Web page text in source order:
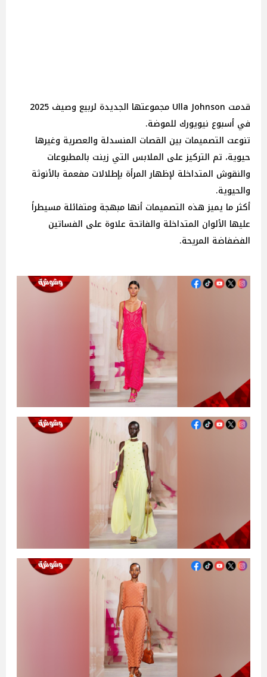
قدمت Ulla Johnson مجموعتها الجديدة لربيع وصيف 2025
في أسبوع نيويورك للموضة.
تنوعت التصميمات بين القصات المنسدلة والعصرية وغيرها
حيوية، تم التركيز على الملابس التي زينت بالمطبوعات
والنقوش المتداخلة لإظهار المرأة بإطلالات مفعمة بالأنوثة
والحيوية.
أكثر ما يميز هذه التصميمات أنها مبهجة ومتفائلة مسيطراً
عليها الألوان المتداخلة والفاتحة علاوة على الفساتين
الفضفاضة المريحة.